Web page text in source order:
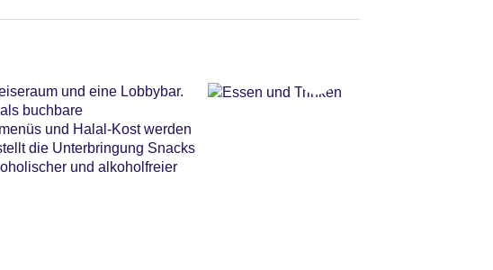
am Pool, Liegen am
und eine Lobbybar.
buchbare
und Halal-Kost werden
die Unterbringung Snacks
und alkoholfreier